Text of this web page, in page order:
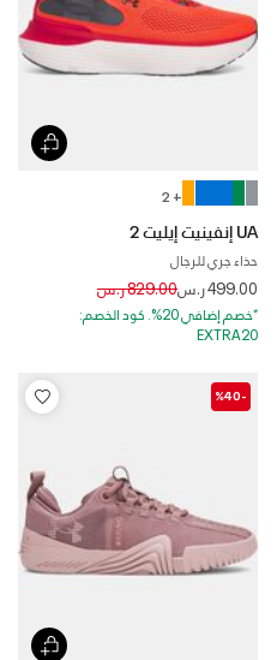
+ 2
UA إنفينيت إيليت 2
حذاء جري للرجال
499.00 ر.س Price reduced from
829.00 ر.س to
*خصم إضافي 20%. كود الخصم:
EXTRA20
-%40